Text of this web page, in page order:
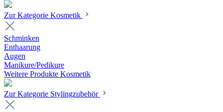
Zur Kategorie Kosmetik
Schminken
Enthaarung
Augen
Manikure/Pedikure
Weitere Produkte Kosmetik
Zur Kategorie Stylingzubehör